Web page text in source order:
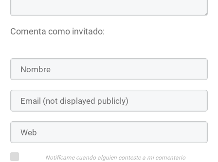
Comenta como invitado:
Notifícame cuando alguien conteste a mi comentario